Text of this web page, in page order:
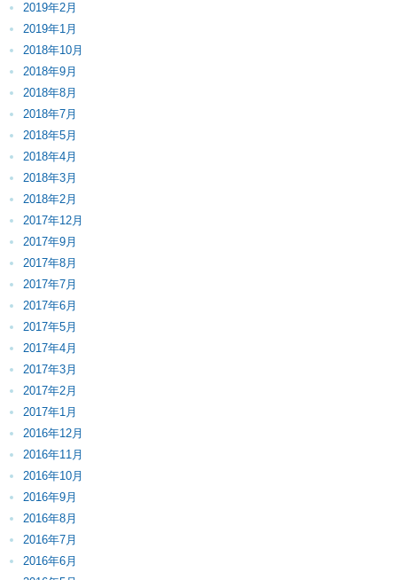
2019年2月
2019年1月
2018年10月
2018年9月
2018年8月
2018年7月
2018年5月
2018年4月
2018年3月
2018年2月
2017年12月
2017年9月
2017年8月
2017年7月
2017年6月
2017年5月
2017年4月
2017年3月
2017年2月
2017年1月
2016年12月
2016年11月
2016年10月
2016年9月
2016年8月
2016年7月
2016年6月